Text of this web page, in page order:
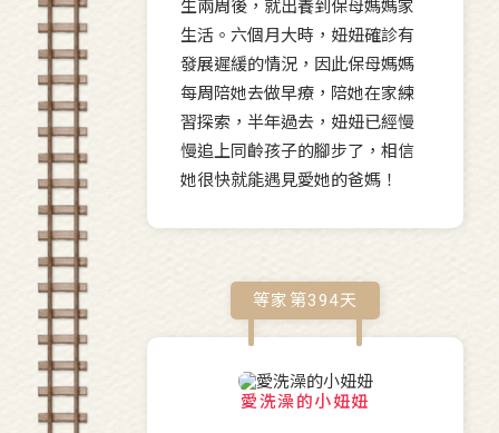
生兩周後，就出養到保母媽媽家
生活。六個月大時，妞妞確診有
發展遲緩的情況，因此保母媽媽
每周陪她去做早療，陪她在家練
習探索，半年過去，妞妞已經慢
慢追上同齡孩子的腳步了，相信
她很快就能遇見愛她的爸媽！
等家第394天
愛洗澡的小妞妞